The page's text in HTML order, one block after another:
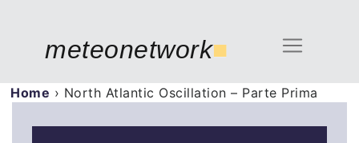
meteonetwork■
Home › North Atlantic Oscillation – Parte Prima